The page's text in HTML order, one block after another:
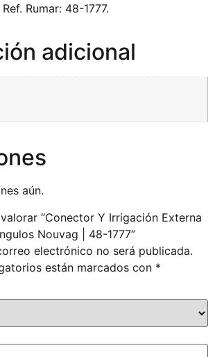
Rumar: 48-1777.
adicional
aún.
“Conector Y Irrigación Externa
Nouvag | 48-1777”
electrónico no será publicada.
están marcados con *